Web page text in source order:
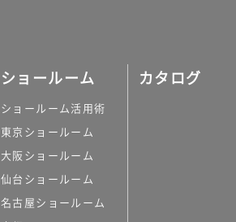
ショールーム
ショールーム活用術
東京ショールーム
大阪ショールーム
仙台ショールーム
名古屋ショールーム
カタログ